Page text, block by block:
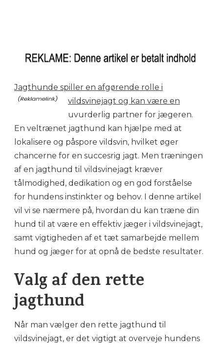
Jagthunde spiller en afgørende rolle i
vildsvinejagt og kan være en
uvurderlig partner for jægeren.
En veltrænet jagthund kan hjælpe med at
lokalisere og påspore vildsvin, hvilket øger
chancerne for en succesrig jagt. Men træningen
af en jagthund til vildsvinejagt kræver
tålmodighed, dedikation og en god forståelse
for hundens instinkter og behov. I denne artikel
vil vi se nærmere på, hvordan du kan træne din
hund til at være en effektiv jæger i vildsvinejagt,
samt vigtigheden af et tæt samarbejde mellem
hund og jæger for at opnå de bedste resultater.
Valg af den rette
jagthund
Når man vælger den rette jagthund til
vildsvinejagt, er det vigtigt at overveje hundens